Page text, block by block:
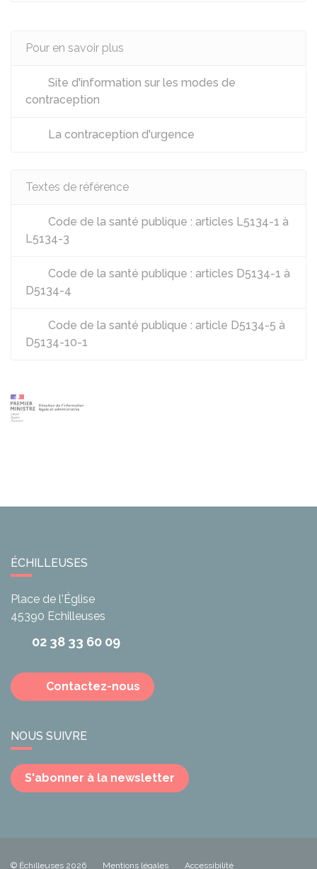
Pour en savoir plus
Site d'information sur les modes de
contraception
La contraception d'urgence
Textes de référence
Code de la santé publique : articles L5134-1 à
L5134-3
Code de la santé publique : articles D5134-1 à
D5134-4
Code de la santé publique : article D5134-5 à
D5134-10-1
ÉCHILLEUSES
Place de l'Église
45390 Echilleuses
02 38 33 60 09
Contactez-nous
NOUS SUIVRE
S'abonner à la newsletter
© Échilleuses 2026 Mentions légales Accessibilité